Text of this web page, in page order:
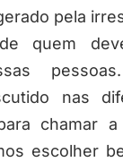
pela
quem
nas
chamar
escolher